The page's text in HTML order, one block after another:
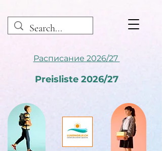
Расписание 2026/27
Preisliste 2026/27